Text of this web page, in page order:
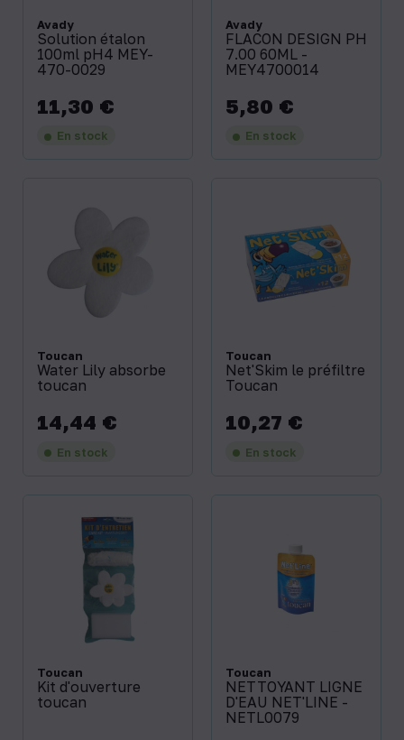
Avady
Solution étalon
100ml pH4 MEY-
470-0029
Prix
11,30 €
En stock
Avady
FLACON DESIGN PH
7.00 60ML -
MEY4700014
Prix
5,80 €
En stock
Toucan
Water Lily absorbe
toucan
Prix
14,44 €
En stock
Toucan
Net'Skim le préfiltre
Toucan
Prix
10,27 €
En stock
Toucan
Kit d'ouverture
toucan
Toucan
NETTOYANT LIGNE
D'EAU NET'LINE -
NETL0079